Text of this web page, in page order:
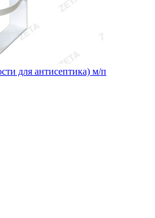
для антисептика) м/п